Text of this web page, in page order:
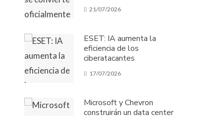
21/07/2026
ESET: IA aumenta la
eficiencia de los
ciberatacantes
17/07/2026
Microsoft y Chevron
construirán un data center